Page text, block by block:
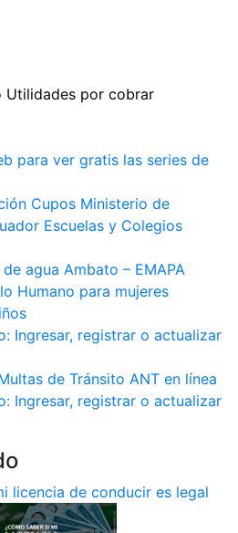
para ver gratis las series de
Cupos Ministerio de
Escuelas y Colegios
agua Ambato – EMAPA
Humano para mujeres
Ingresar, registrar o actualizar
de Tránsito ANT en línea
Ingresar, registrar o actualizar
licencia de conducir es legal